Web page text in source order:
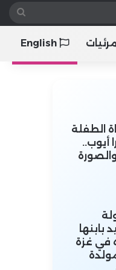
مرئيات
الطفلة
أيوب..
بابنها
في غزة